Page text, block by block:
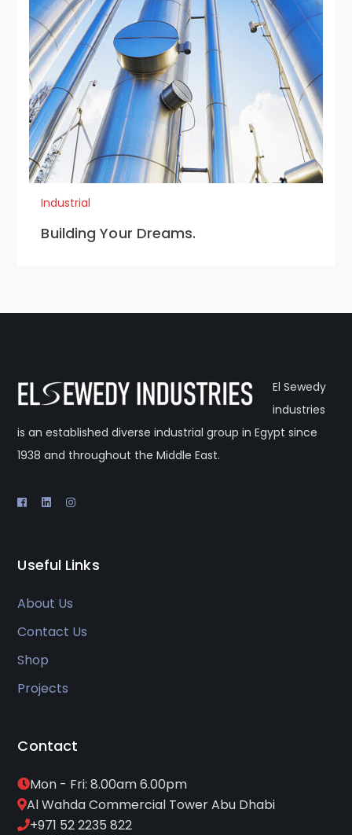
Industrial
Building Your Dreams.
El Sewedy
industries
is an established diverse industrial group in Egypt since
1938 and throughout the Middle East.
Useful Links
About Us
Contact Us
Shop
Projects
Contact
Mon - Fri: 8.00am 6.00pm
Al Wahda Commercial Tower Abu Dhabi
+971 52 2235 822